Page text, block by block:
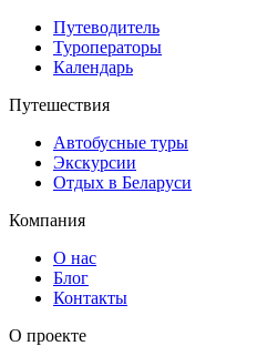
Путеводитель
Туроператоры
Календарь
Путешествия
Автобусные туры
Экскурсии
Отдых в Беларуси
Компания
О нас
Блог
Контакты
О проекте